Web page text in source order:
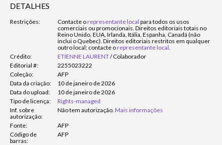
DETALHES
Restrições: Contacte orepresentante local para todos os usos
comerciais ou promocionais. Direitos editoriais totais no
Reino Unido, EUA, Irlanda, Itália, Espanha, Canadá (não
inclui o Quebec). Direitos editoriais restritos em qualquer
outro local; contacte orepresentante local
Crédito:
ETIENNE LAURENT/Colaborador
Editorial #:
2255023222
Coleção:
AFP
Data da criação:
10 de janeiro de 2026
Data do upload:
10 de janeiro de 2026
Tipo de licença:
Rights-managed
Inf. sobre
autorização:
Não tem autorização. Mais informações
Fonte:
AFP
Código de
barras:
AFP